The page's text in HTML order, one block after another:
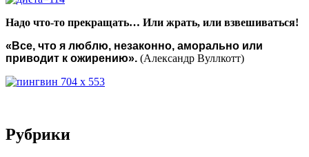
Надо что-то прекращать… Или жрать, или взвешиваться!
«Все, что я люблю, незаконно, аморально или
приводит к ожирению». (Александр Вуллкотт)
Рубрики